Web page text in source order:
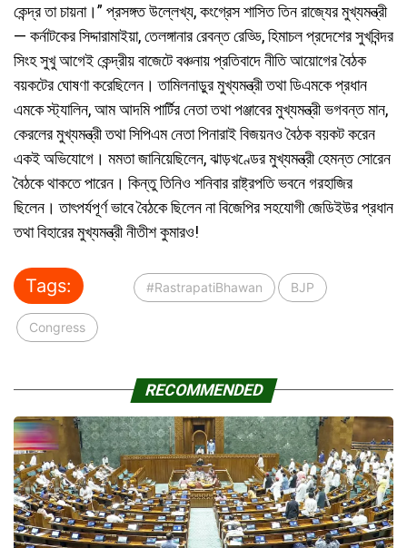
কেন্দ্র তা চায়না।” প্রসঙ্গত উল্লেখ্য, কংগ্রেস শাসিত তিন রাজ্যের মুখ্যমন্ত্রী
— কর্নাটকের সিদ্দারামাইয়া, তেলঙ্গানার রেবন্ত রেড্ডি, হিমাচল প্রদেশের সুখবিন্দর
সিংহ সুখু আগেই কেন্দ্রীয় বাজেটে বঞ্চনায় প্রতিবাদে নীতি আয়োগের বৈঠক
বয়কটের ঘোষণা করেছিলেন। তামিলনাড়ুর মুখ্যমন্ত্রী তথা ডিএমকে প্রধান
এমকে স্ট্যালিন, আম আদমি পার্টির নেতা তথা পঞ্জাবের মুখ্যমন্ত্রী ভগবন্ত মান,
কেরলের মুখ্যমন্ত্রী তথা সিপিএম নেতা পিনারাই বিজয়নও বৈঠক বয়কট করেন
একই অভিযোগে। মমতা জানিয়েছিলেন, ঝাড়খণ্ডের মুখ্যমন্ত্রী হেমন্ত সোরেন
বৈঠকে থাকতে পারেন। কিন্তু তিনিও শনিবার রাষ্ট্রপতি ভবনে গরহাজির
ছিলেন। তাৎপর্যপূর্ণ ভাবে বৈঠকে ছিলেন না বিজেপির সহযোগী জেডিইউর প্রধান
তথা বিহারের মুখ্যমন্ত্রী নীতীশ কুমারও!
Tags: #RastrapatiBhawan BJP
Congress
RECOMMENDED